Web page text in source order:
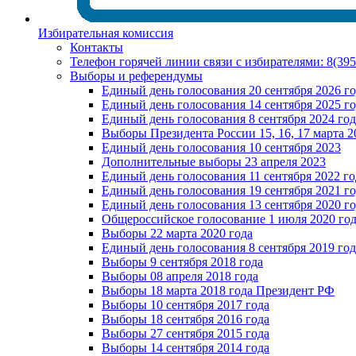
Избирательная комиссия
Контакты
Телефон горячей линии связи с избирателями:
Выборы и референдумы
Единый день голосования 20 сентября 2026
Единый день голосования 14 сентября 2025
Единый день голосования 8 сентября 2024
Выборы Президента России 15, 16, 17 марта
Единый день голосования 10 сентября 2023
Дополнительные выборы 23 апреля 2023
Единый день голосования 11 сентября 2022
Единый день голосования 19 сентября 2021
Единый день голосования 13 сентября 2020
Общероссийское голосование 1 июля 2020
Выборы 22 марта 2020 года
Единый день голосования 8 сентября 2019
Выборы 9 сентября 2018 года
Выборы 08 апреля 2018 года
Выборы 18 марта 2018 года Президент РФ
Выборы 10 сентября 2017 года
Выборы 18 сентября 2016 года
Выборы 27 сентября 2015 года
Выборы 14 сентября 2014 года